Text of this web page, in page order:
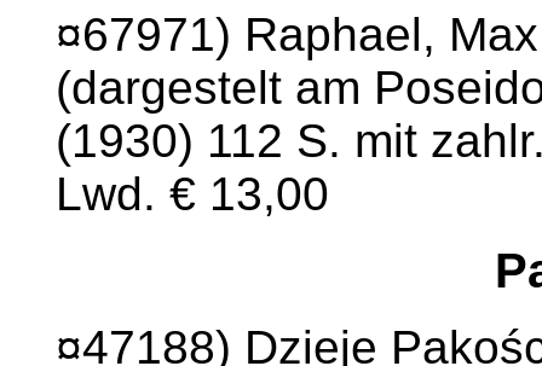
¤67971) Raphael,
(dargestelt am
(1930) 112 S. mit
Lwd. € 13,00
¤47188) Dzieje